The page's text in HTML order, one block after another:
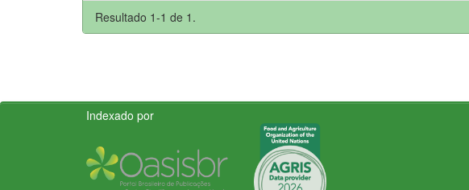
Resultado 1-1 de 1.
Indexado por